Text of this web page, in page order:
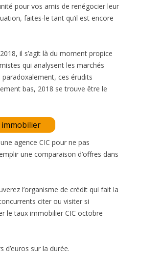
pour vos amis de renégocier leur
faites-le tant qu’il est encore
il s’agit là du moment propice
qui analysent les marchés
ces érudits
bas, 2018 se trouve être le
immobilier
agence CIC pour ne pas
une comparaison d’offres dans
l’organisme de crédit qui fait la
citer ou visiter si
le taux immobilier CIC octobre
sur la durée.